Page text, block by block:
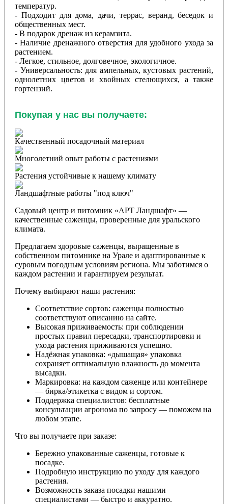
температур.
- Подходит для дома, дачи, террас, веранд, беседок и
общественных мест.
- В подарок дренаж из керамзита.
- Наличие дренажного отверстия для удобного ухода за
растением.
- Легкое, стильное, долговечное, экологичное.
- Универсальность: для ампельных, кустовых растений,
однолетних цветов и хвойных стелющихся, а также
гортензий.
Покупая у нас вы получаете:
Качественный посадочный материал
Многолетний опыт работы с растениями
Растения устойчивые к нашему климату
Ландшафтные работы "под ключ"
Садовый центр и питомник «АРТ Ландшафт» —
качественные саженцы, проверенные для уральского
климата.
Предлагаем здоровые саженцы, выращенные в
собственном питомнике на Урале и адаптированные к
суровым погодным условиям региона. Мы заботимся о
каждом растении и гарантируем результат.
Почему выбирают наши растения:
Соответствие сортов: саженцы полностью
соответствуют описанию на сайте.
Высокая приживаемость: при соблюдении
простых правил пересадки, транспортировки и
ухода растения приживаются успешно.
Надёжная упаковка: «дышащая» упаковка
сохраняет оптимальную влажность до момента
высадки.
Маркировка: на каждом саженце или контейнере
— бирка/этикетка с видом и сортом.
Поддержка специалистов: бесплатные
консультации агронома по запросу — поможем на
любом этапе.
Что вы получаете при заказе:
Бережно упакованные саженцы, готовые к
посадке.
Подробную инструкцию по уходу для каждого
растения.
Возможность заказа посадки нашими
специалистами — быстро и аккуратно.